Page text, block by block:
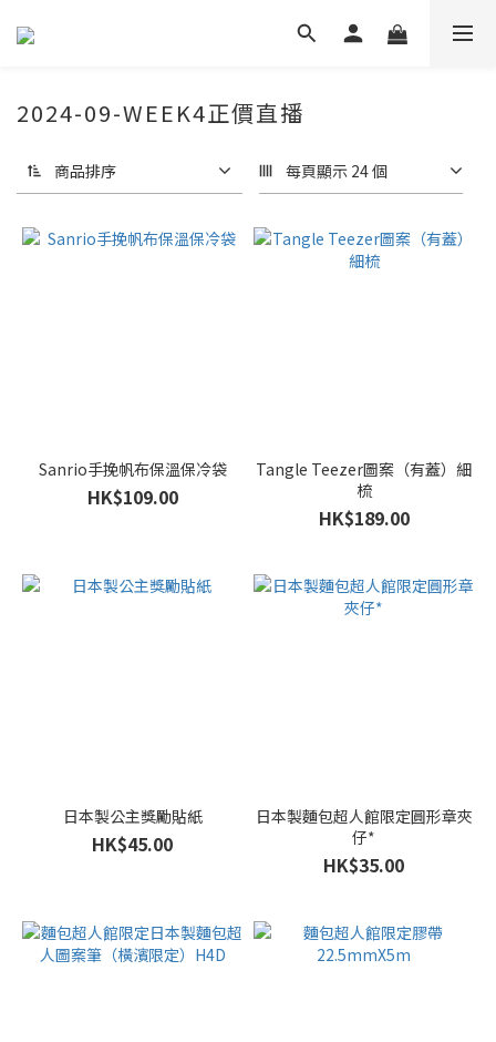
2024-09-WEEK4正價直播
商品排序 每頁顯示 24 個
Sanrio手挽帆布保溫保冷袋
HK$109.00
Tangle Teezer圖案（有蓋）細
梳
HK$189.00
日本製公主獎勵貼紙
HK$45.00
日本製麵包超人館限定圓形章夾
仔*
HK$35.00